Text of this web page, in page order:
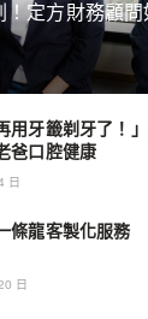
定方財務顧
用牙籤剃牙了！
爸口腔健康
日
條龍客製化服務
日